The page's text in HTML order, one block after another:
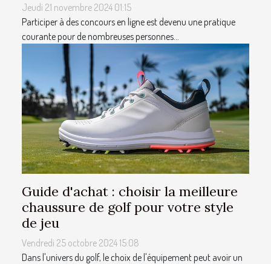
Jeudi 21 novembre 2024 01:15
Participer à des concours en ligne est devenu une pratique
courante pour de nombreuses personnes...
Guide d'achat : choisir la meilleure
chaussure de golf pour votre style
de jeu
Vendredi 25 octobre 2024 15:08
Dans l'univers du golf, le choix de l'équipement peut avoir un